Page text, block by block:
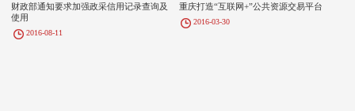
财政部通知要求加强政采信用记录查询及
使用
2016-08-11
重庆打造“互联网+”公共资源交易平台
2016-03-30